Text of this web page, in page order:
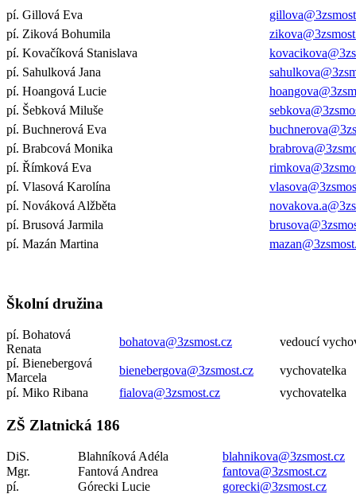
pí. Gillová Eva
pí. Ziková Bohumila
pí. Kovačíková Stanislava
pí. Sahulková Jana
pí. Hoangová Lucie
pí. Šebková Miluše
pí. Buchnerová Eva
pí. Brabcová Monika
pí. Římková Eva
pí. Vlasová Karolína
pí. Nováková Alžběta
pí. Brusová Jarmila
pí. Mazán Martina
Školní družina
pí. Bohatová
Renata
bohatova@3zsmost.cz
vedoucí
pí. Bienebergová
Marcela
bienebergova@3zsmost.cz
vychovatelka
pí. Miko Ribana
fialova@3zsmost.cz vychovatelka
ZŠ Zlatnická 186
DiS. Blahníková Adéla
blahnikova@3zsmost.cz
Mgr.
Fantová Andrea
fantova@3zsmost.cz
pí.
Górecki Lucie gorecki@3zsmost.cz